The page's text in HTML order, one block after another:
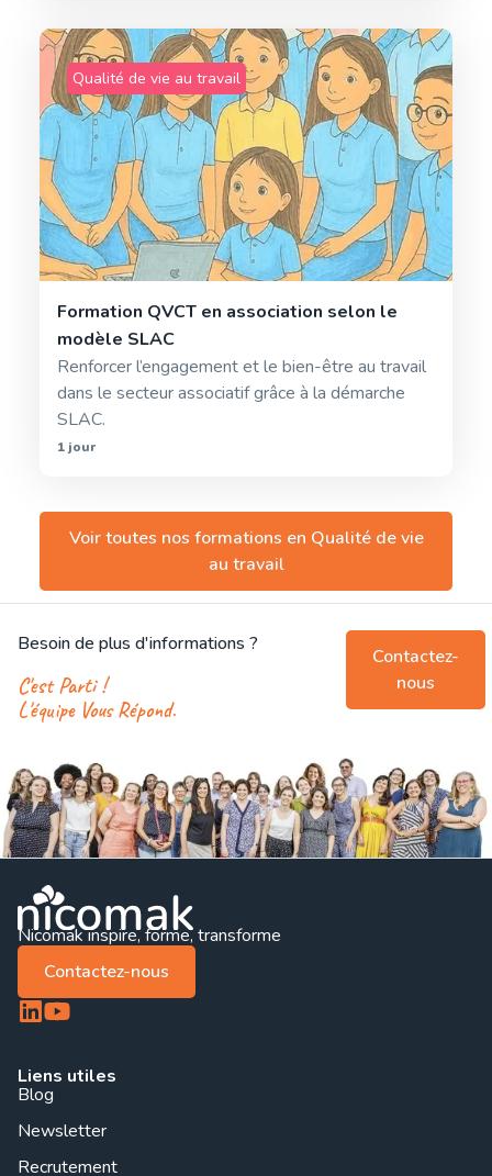
Qualité de vie au travail
Formation QVCT en association selon le
modèle SLAC
Renforcer l’engagement et le bien-être au travail
dans le secteur associatif grâce à la démarche
SLAC.
1 jour
Voir toutes nos formations en Qualité de vie
au travail
Besoin de plus d'informations ?
C'est Parti !
L'équipe Vous Répond.
Contactez-
nous
Nicomak inspire, forme, transforme
Contactez-nous
Liens utiles
Blog
Newsletter
Recrutement